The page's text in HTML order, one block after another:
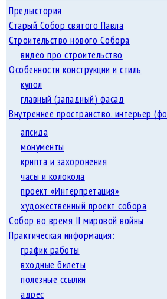
Предыстория
Старый Собор святого Павла
Строительство нового Собора
видео про строительство
Особенности конструкции и стиль
купол
главный (западный) фасад
Внутреннее пространство, интерьер
апсида
монументы
крипта и захоронения
часы и колокола
проект «Интерпретация»
художественный проект собора
Собор во время II мировой войны
Практическая информация:
график работы
входные билеты
полезные ссылки
адрес